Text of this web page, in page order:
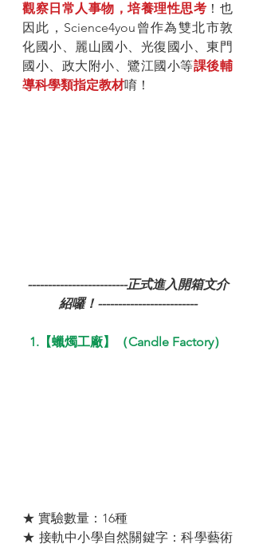
觀察日常人事物，培養理性思考 ！也
因此，Science4you曾作為雙北市敦
化國小、麗山國小、光復國小、東門
國小、政大附小、鷺江國小等課後輔
導科學類指定教材唷！
-------------------------正式進入開箱文介
紹囉！-------------------------
1.【蠟燭工廠】（Candle Factory）
★ 實驗數量：16種
★ 接軌中小學自然關鍵字：科學藝術